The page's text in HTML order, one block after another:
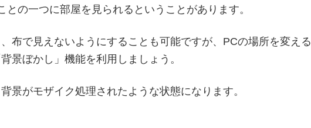
との一つに部屋を見られるということがあります。
布で見えないようにすることも可能ですが、PCの場所を変える
景ぼかし」機能を利用しましょう。
景がモザイク処理されたような状態になります。